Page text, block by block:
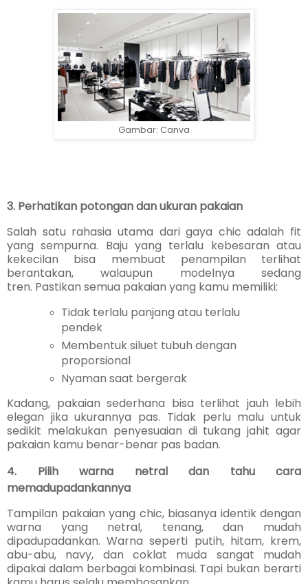
Gambar: Canva
3. Perhatikan potongan dan ukuran pakaian
Salah satu rahasia utama dari gaya chic adalah fit
yang sempurna. Baju yang terlalu kebesaran atau
kekecilan bisa membuat penampilan terlihat
berantakan, walaupun modelnya sedang
tren. Pastikan semua pakaian yang kamu memiliki:
Tidak terlalu panjang atau terlalu
pendek
Membentuk siluet tubuh dengan
proporsional
Nyaman saat bergerak
Kadang, pakaian sederhana bisa terlihat jauh lebih
elegan jika ukurannya pas. Tidak perlu malu untuk
sedikit melakukan penyesuaian di tukang jahit agar
pakaian kamu benar-benar pas badan.
4. Pilih warna netral dan tahu cara
memadupadankannya
Tampilan pakaian yang chic, biasanya identik dengan
warna yang netral, tenang, dan mudah
dipadupadankan. Warna seperti putih, hitam, krem,
abu-abu, navy, dan coklat muda sangat mudah
dipakai dalam berbagai kombinasi. Tapi bukan berarti